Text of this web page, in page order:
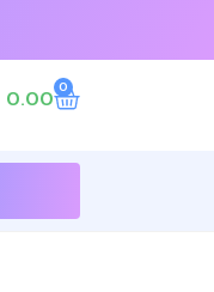
0.00 0